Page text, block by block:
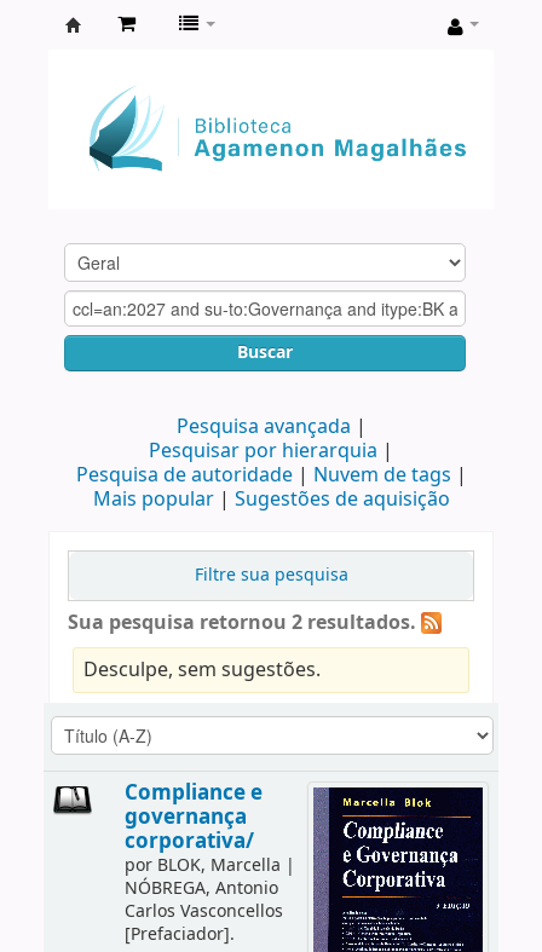
Agamenon
Magalhães
Buscar
Pesquisa avançada
Pesquisar por hierarquia
Pesquisa de autoridade
Nuvem de tags
Mais popular
Sugestões de aquisição
Filtre sua pesquisa
Sua pesquisa retornou 2 resultados.
Desculpe, sem sugestões.
Compliance e
governança
corporativa/
por BLOK, Marcella |
NÓBREGA, Antonio
Carlos Vasconcellos
[Prefaciador].